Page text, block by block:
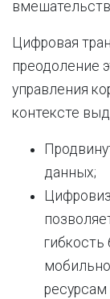
Цифровая
преодоление
управления
контексте
данных;
гибкость